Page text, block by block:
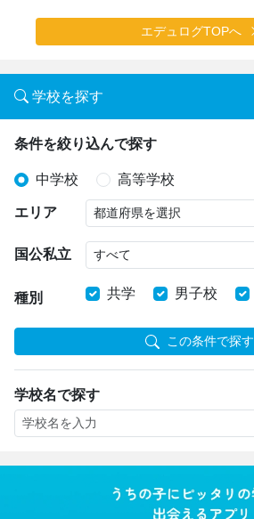
エデュログTOPへ
学校を探す
条件を絞り込んで探す
中学校 高等学校
エリア
国公私立
種別 共学 男子校
この条件で探す
学校名で探す